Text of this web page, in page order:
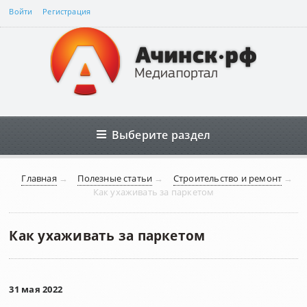
Войти Регистрация
Выберите раздел
Главная → Полезные статьи → Строительство и ремонт →
Как ухаживать за паркетом
Как ухаживать за паркетом
31 мая 2022